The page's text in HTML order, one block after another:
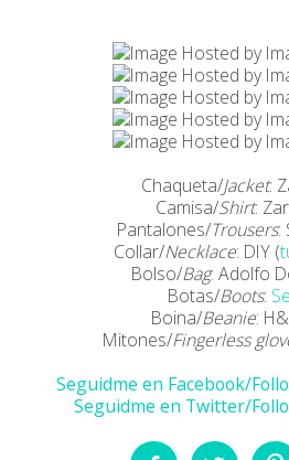
Chaqueta/Jacket:
Camisa/Shirt:
Pantalones/Trousers:
Collar/Necklace: DIY (
Bolso/Bag: Adolfo
Botas/Boots:
Boina/Beanie:
Mitones/Fingerless
Seguidme en Facebook/
Seguidme en Twitter/